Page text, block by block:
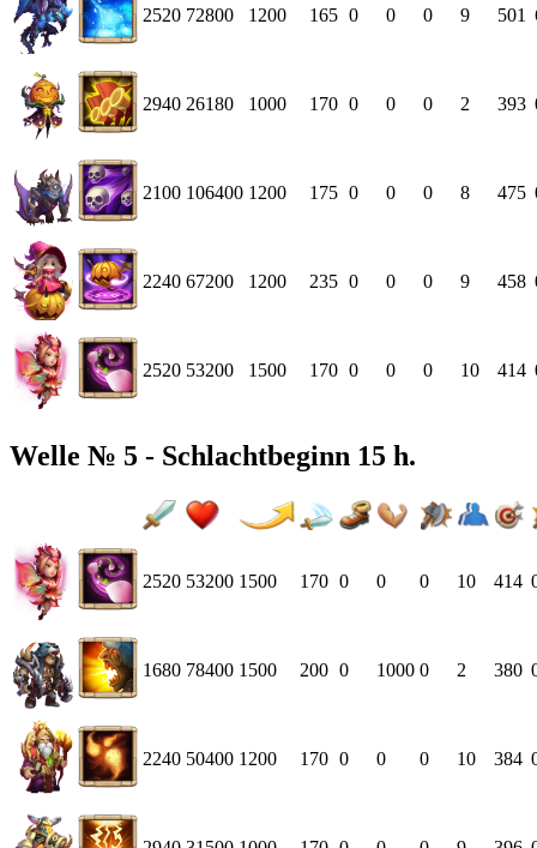
2520 72800 1200 165 0 0 0 9 501
2940 26180 1000 170 0 0 0 2 393
2100 106400 1200 175 0 0 0 8 475
2240 67200 1200 235 0 0 0 9 458
2520 53200 1500 170 0 0 0 10 414
Welle № 5 - Schlachtbeginn 15 h.
2520 53200 1500 170 0 0 0 10 414
1680 78400 1500 200 0 1000 0 2 380
2240 50400 1200 170 0 0 0 10 384